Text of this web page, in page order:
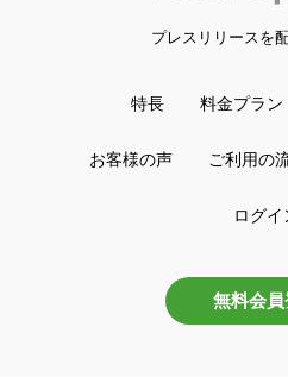
プレスリリースを
特長 料金プラン
お客様の声 ご利用の
ログイ
無料会